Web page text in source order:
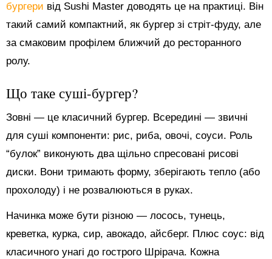
бургери від Sushi Master доводять це на практиці. Він
такий самий компактний, як бургер зі стріт-фуду, але
за смаковим профілем ближчий до ресторанного
ролу.
Що таке суші-бургер?
Зовні — це класичний бургер. Всередині — звичні
для суші компоненти: рис, риба, овочі, соуси. Роль
“булок” виконують два щільно спресовані рисові
диски. Вони тримають форму, зберігають тепло (або
прохолоду) і не розвалюються в руках.
Начинка може бути різною — лосось, тунець,
креветка, курка, сир, авокадо, айсберг. Плюс соус: від
класичного унагі до гострого Шрірача. Кожна